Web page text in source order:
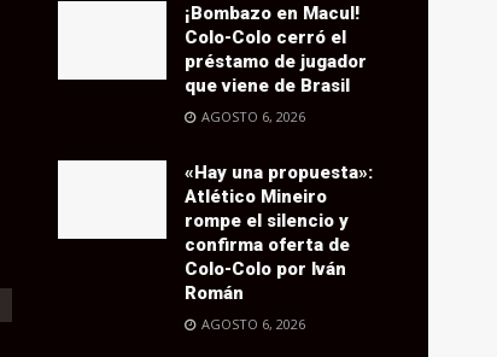
¡Bombazo en Macul!
Colo-Colo cerró el
préstamo de jugador
que viene de Brasil
AGOSTO 6, 2026
«Hay una propuesta»:
Atlético Mineiro
rompe el silencio y
confirma oferta de
Colo-Colo por Iván
Román
AGOSTO 6, 2026